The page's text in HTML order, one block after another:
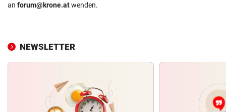
an forum@krone.atwenden.
NEWSLETTER